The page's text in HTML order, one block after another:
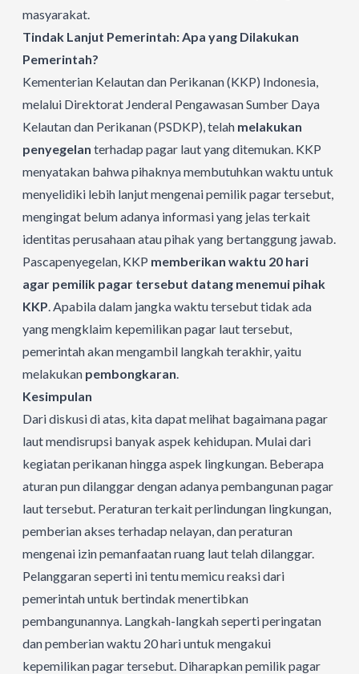
masyarakat.
Tindak Lanjut Pemerintah: Apa yang Dilakukan
Pemerintah?
Kementerian Kelautan dan Perikanan (KKP) Indonesia,
melalui Direktorat Jenderal Pengawasan Sumber Daya
Kelautan dan Perikanan (PSDKP), telah melakukan
penyegelan terhadap pagar laut yang ditemukan. KKP
menyatakan bahwa pihaknya membutuhkan waktu untuk
menyelidiki lebih lanjut mengenai pemilik pagar tersebut,
mengingat belum adanya informasi yang jelas terkait
identitas perusahaan atau pihak yang bertanggung jawab.
Pascapenyegelan, KKP memberikan waktu 20 hari
agar pemilik pagar tersebut datang menemui pihak
KKP. Apabila dalam jangka waktu tersebut tidak ada
yang mengklaim kepemilikan pagar laut tersebut,
pemerintah akan mengambil langkah terakhir, yaitu
melakukan pembongkaran.
Kesimpulan
Dari diskusi di atas, kita dapat melihat bagaimana pagar
laut mendisrupsi banyak aspek kehidupan. Mulai dari
kegiatan perikanan hingga aspek lingkungan. Beberapa
aturan pun dilanggar dengan adanya pembangunan pagar
laut tersebut. Peraturan terkait perlindungan lingkungan,
pemberian akses terhadap nelayan, dan peraturan
mengenai izin pemanfaatan ruang laut telah dilanggar.
Pelanggaran seperti ini tentu memicu reaksi dari
pemerintah untuk bertindak menertibkan
pembangunannya. Langkah-langkah seperti peringatan
dan pemberian waktu 20 hari untuk mengakui
kepemilikan pagar tersebut. Diharapkan pemilik pagar